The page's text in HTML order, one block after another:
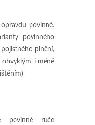
povinné.
povinného
plnění,
i méně
povinné ruče